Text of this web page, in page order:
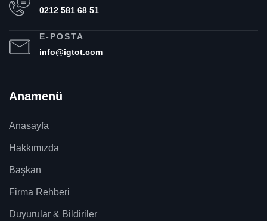
0212 581 68 51
E-POSTA
info@igtot.com
Anamenü
Anasayfa
Hakkımızda
Başkan
Firma Rehberi
Duyurular & Bildiriler